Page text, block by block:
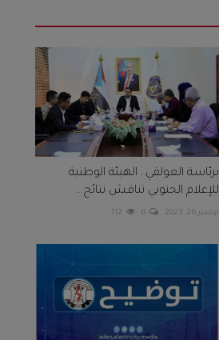
برئاسة العولقي.. الهيئة الوطنية
للإعلام الجنوبي تناقش نتائج...
نوفمبر 26, 2023 0
112